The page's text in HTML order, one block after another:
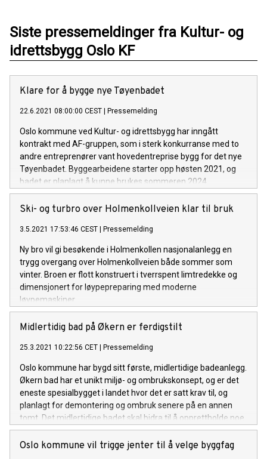
Siste pressemeldinger fra Kultur- og
idrettsbygg Oslo KF
Klare for å bygge nye Tøyenbadet
22.6.2021 08:00:00 CEST Pressemelding
Oslo kommune ved Kultur- og idrettsbygg har inngått
kontrakt med AF-gruppen, som i sterk konkurranse med to
andre entreprenører vant hovedentreprise bygg for det nye
Tøyenbadet. Byggearbeidene starter opp høsten 2021, og
badet er planlagt å kunne brukes sommeren 2024.
Ski- og turbro over Holmenkollveien klar til bruk
3.5.2021 17:53:46 CEST Pressemelding
Ny bro vil gi besøkende i Holmenkollen nasjonalanlegg en
trygg overgang over Holmenkollveien både sommer som
vinter. Broen er flott konstruert i tverrspent limtredekke og
dimensjonert for løypepreparing med moderne
løypemaskiner.
Midlertidig bad på Økern er ferdigstilt
25.3.2021 10:22:56 CET Pressemelding
Oslo kommune har bygd sitt første, midlertidige badeanlegg.
Økern bad har et unikt miljø- og ombrukskonsept, og er det
eneste spesialbygget i landet hvor det er satt krav til, og
planlagt for demontering og ombruk senere på en annen
tomt. Det midlertidige badet skal bidra til å opprettholde noe
av badekapasiteten i hovedstaden mens kommunen bygger
det nye Tøyenbadet.
Oslo kommune vil trigge jenter til å velge byggfag